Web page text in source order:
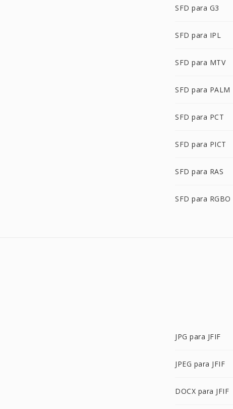
SFD para G3
SFD para IPL
SFD para MTV
SFD para PALM
SFD para PCT
SFD para PICT
SFD para RAS
SFD para RGBO
JPG para JFIF
JPEG para JFIF
DOCX para JFIF